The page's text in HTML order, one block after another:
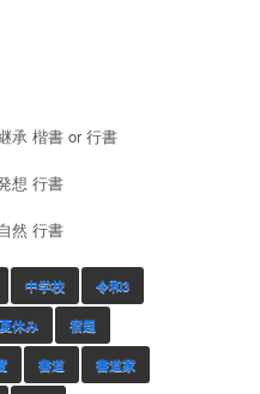
承 楷書 or 行書
想 行書
然 行書
中学校 令和3
夏休み 宿題
書道 書道家